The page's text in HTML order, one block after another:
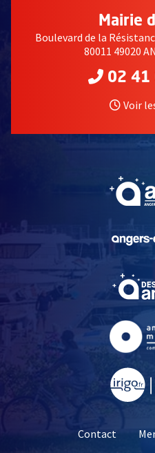
Mairie
Boulevard de la
80011 49020
02 41
Voir
Contact